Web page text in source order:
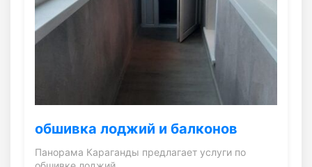
обшивка лоджий и балконов
Панорама Караганды предлагает услуги по